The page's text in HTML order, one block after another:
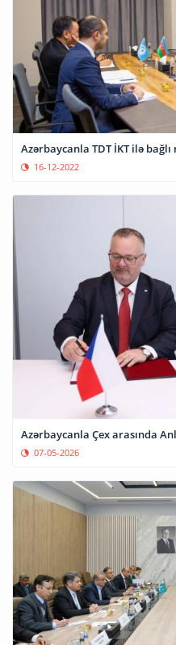
Azərbaycanla TDT İKT ilə
16-12-2022
Azərbaycanla Çex arasında
07-05-2026